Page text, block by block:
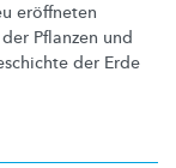
eröffneten
Pflanzen und
der Erde